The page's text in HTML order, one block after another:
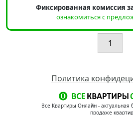
Фиксированная комиссия
ознакомиться с
1
Политика
Все Квартиры Онлайн - актуальная
продаже квартир